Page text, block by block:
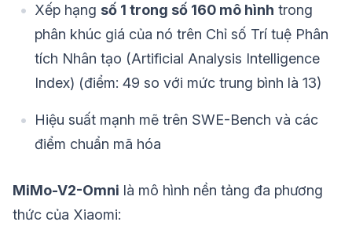
Xếp hạng số 1 trong số 160 mô hình trong
phân khúc giá của nó trên Chỉ số Trí tuệ Phân
tích Nhân tạo (Artificial Analysis Intelligence
Index) (điểm: 49 so với mức trung bình là 13)
Hiệu suất mạnh mẽ trên SWE-Bench và các
điểm chuẩn mã hóa
MiMo-V2-Omni là mô hình nền tảng đa phương
thức của Xiaomi: